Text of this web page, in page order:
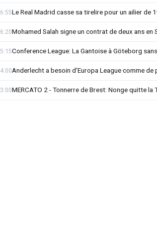
Le Real Madrid casse sa tirelire pour un ailier de
Mohamed Salah signe un contrat de deux ans en
Conference League: La Gantoise à Göteborg
Anderlecht a besoin d'Europa League comme
MERCATO 2 - Tonnerre de Brest: Nonge quitte la